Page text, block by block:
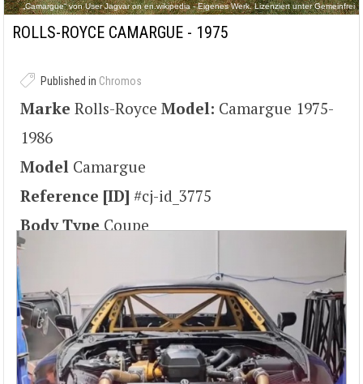
„Camargue“ von User Jagvar on en.wikipedia - Eigenes Werk. Lizenziert unter Gemeinfrei
über Wikimedia Commons -
ROLLS-ROYCE CAMARGUE - 1975
Published in Chromos
Marke Rolls-Royce Model: Camargue 1975-
1986
Model Camargue
Reference [ID] #cj-id_3775
Body Type Coupe